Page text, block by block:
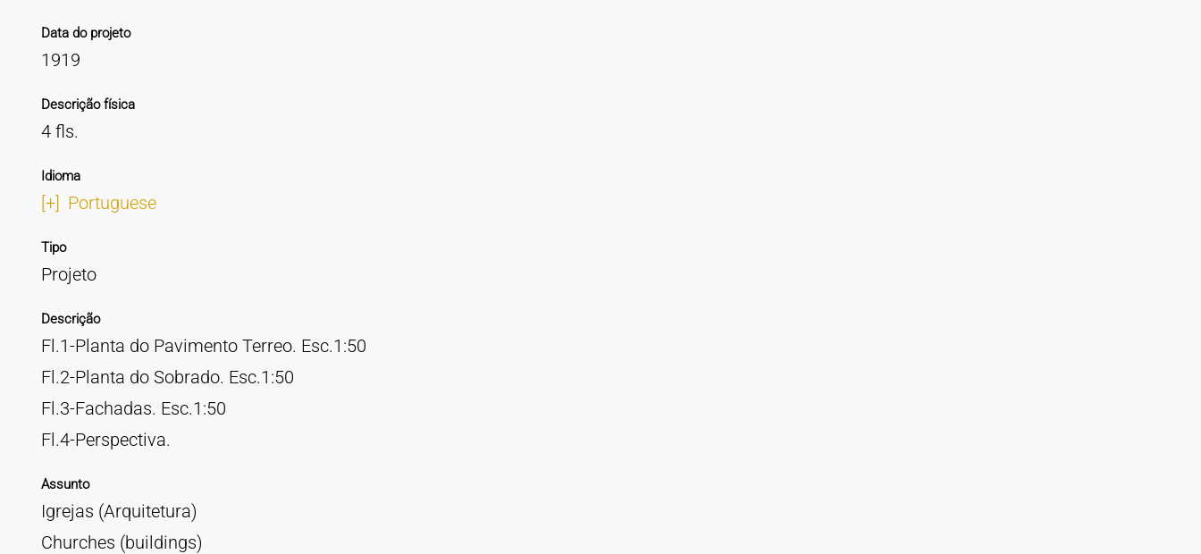
Data do projeto
1919
Descrição física
4 fls.
Idioma
[+] Portuguese
Tipo
Projeto
Descrição
Fl.1-Planta do Pavimento Terreo. Esc.1:50
Fl.2-Planta do Sobrado. Esc.1:50
Fl.3-Fachadas. Esc.1:50
Fl.4-Perspectiva.
Assunto
Igrejas (Arquitetura)
Churches (buildings)